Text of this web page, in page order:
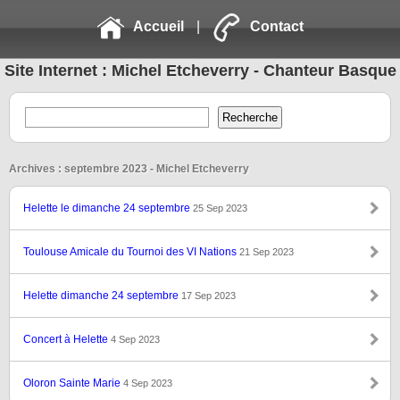
Accueil | Contact
Site Internet : Michel Etcheverry - Chanteur Basque
Archives : septembre 2023 - Michel Etcheverry
Helette le dimanche 24 septembre 25 Sep 2023
Toulouse Amicale du Tournoi des VI Nations 21 Sep 2023
Helette dimanche 24 septembre 17 Sep 2023
Concert à Helette 4 Sep 2023
Oloron Sainte Marie 4 Sep 2023